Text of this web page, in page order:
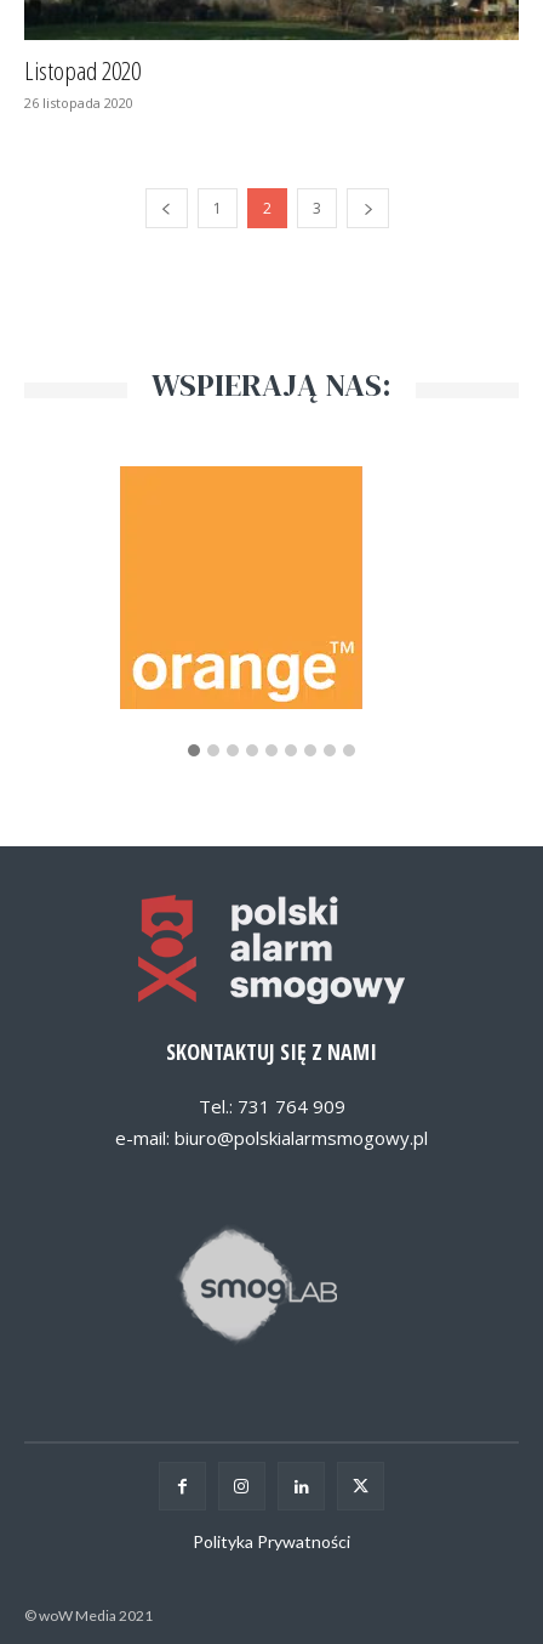
Listopad 2020
26 listopada 2020
1 2 3
WSPIERAJĄ NAS:
SKONTAKTUJ SIĘ Z NAMI
Tel.: 731 764 909
e-mail: biuro@polskialarmsmogowy.pl
Polityka Prywatności
© woW Media 2021